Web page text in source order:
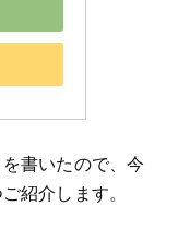
書いたので、今
紹介します。